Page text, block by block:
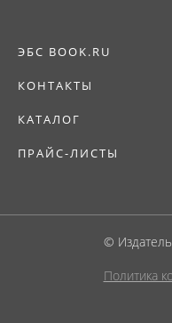
ЭБС BOOK.RU
КОНТАКТЫ
КАТАЛОГ
ПРАЙС-ЛИСТЫ
©
Политика